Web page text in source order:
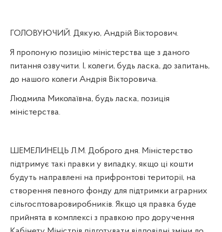
ГОЛОВУЮЧИЙ. Дякую, Андрій Вікторович.
Я пропоную позицію міністерства ще з даного
питання озвучити. І, колеги, будь ласка, до запитань,
до нашого колеги Андрія Вікторовича.
Людмила Миколаївна, будь ласка, позиція
міністерства.
ШЕМЕЛИНЕЦЬ Л.М. Доброго дня. Міністерство
підтримує такі правки у випадку, якщо ці кошти
будуть направлені на прифронтові території, на
створення певного фонду для підтримки аграрних
сільгосптоваровиробників. Якщо ця правка буде
прийнята в комплексі з правкою про доручення